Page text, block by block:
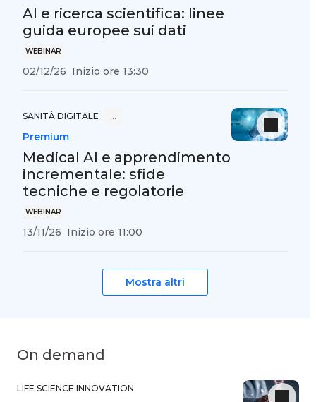
WEBINAR
AI e ricerca scientifica: linee
guida europee sui dati
02/12/26 Inizio ore 13:30
SANITÀ DIGITALE …
WEBINAR
Medical AI e apprendimento
incrementale: sfide
tecniche e regolatorie
13/11/26
Premium
Inizio ore 11:00
Mostra altri
On demand
LIFE SCIENCE INNOVATION